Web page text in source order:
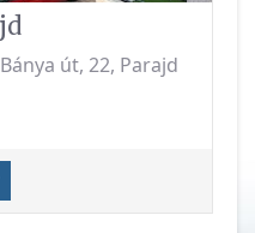
út, 22, Parajd